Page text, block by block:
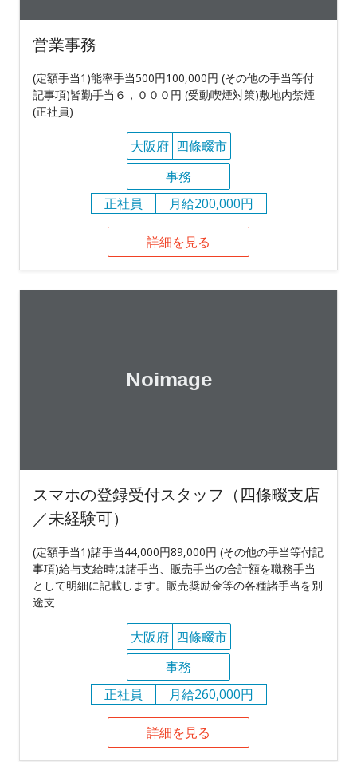
営業事務
(定額手当1)能率手当500円100,000円 (その他の手当等付
記事項)皆勤手当６，０００円 (受動喫煙対策)敷地内禁煙
(正社員)
大阪府 四條畷市
事務
正社員
月給200,000円
詳細を見る
スマホの登録受付スタッフ（四條畷支店
／未経験可）
(定額手当1)諸手当44,000円89,000円 (その他の手当等付記
事項)給与支給時は諸手当、販売手当の合計額を職務手当
として明細に記載します。販売奨励金等の各種諸手当を別
途支
大阪府 四條畷市
事務
正社員
月給260,000円
詳細を見る